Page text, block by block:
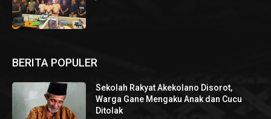
BERITA POPULER
Sekolah Rakyat Akekolano Disorot,
Warga Gane Mengaku Anak dan Cucu
Ditolak